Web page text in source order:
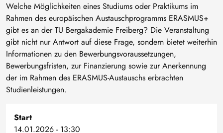
Welche Möglichkeiten eines Studiums oder Praktikums im
Rahmen des europäischen Austauschprogramms ERASMUS+
gibt es an der TU Bergakademie Freiberg? Die Veranstaltung
gibt nicht nur Antwort auf diese Frage, sondern bietet weiterhin
Informationen zu den Bewerbungsvoraussetzungen,
Bewerbungsfristen, zur Finanzierung sowie zur Anerkennung
der im Rahmen des ERASMUS-Austauschs erbrachten
Studienleistungen.
Start
14.01.2026 - 13:30